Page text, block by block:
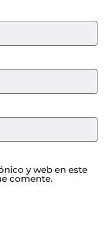
y web en este
comente.